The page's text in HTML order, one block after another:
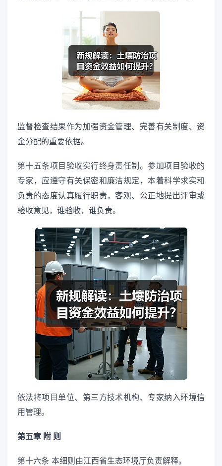
监督检查结果作为加强资金管理、完善有关制度、资
金分配的重要依据。
第十五条项目验收实行终身责任制。参加项目验收的
专家，应遵守有关保密和廉洁规定，本着科学求实和
负责的态度认真履行职责，客观、公正地提出评审或
验收意见，谁验收，谁负责。
依法将项目单位、第三方技术机构、专家纳入环境信
用管理。
第五章 附 则
第十六条 本细则由江西省生态环境厅负责解释。